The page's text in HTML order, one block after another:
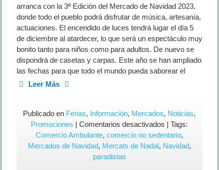
arranca con la 3ª Edición del Mercado de Navidad 2023,
donde todo el pueblo podrá disfrutar de música, artesanía,
actuaciones. El encendido de luces tendrá lugar el día 5
de diciembre al atardecer, lo que será un espectáculo muy
bonito tanto para niños como para adultos. De nuevo se
dispondrá de casetas y carpas. Este año se han ampliado
las fechas para que todo el mundo pueda saborear el
Leer Más
Publicado en Ferias, Información, Mercados, Noticias,
Promociones |Comentarios desactivados en
Navidad
en
| Tags:
Comercio Ambulante, comercio no sedentario,
Mercados de Navidad, Mercats de Nadal, Navidad,
paradistas